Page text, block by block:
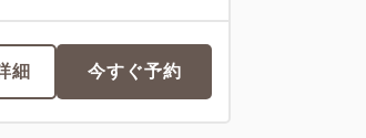
細 今すぐ予約